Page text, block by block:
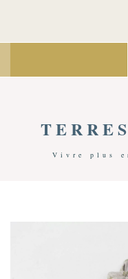
contenu
Vivre plus